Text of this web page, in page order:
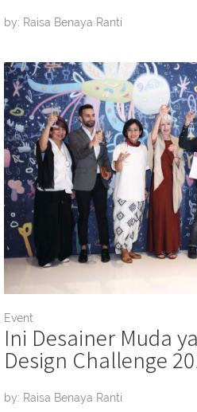
by: Raisa Benaya Ranti
Event
Ini Desainer Muda
Design Challenge
by: Raisa Benaya Ranti